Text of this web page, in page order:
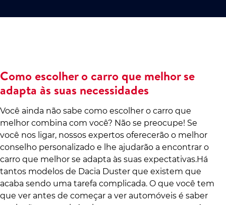
Como escolher o carro que melhor se
adapta às suas necessidades
Você ainda não sabe como escolher o carro que
melhor combina com você? Não se preocupe! Se
você nos ligar, nossos expertos oferecerão o melhor
conselho personalizado e lhe ajudarão a encontrar o
carro que melhor se adapta às suas expectativas.Há
tantos modelos de Dacia Duster que existem que
acaba sendo uma tarefa complicada. O que você tem
que ver antes de começar a ver automóveis é saber